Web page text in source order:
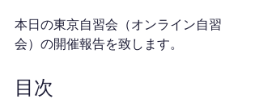
本日の東京自習会（オンライン自習
会）の開催報告を致します。
目次